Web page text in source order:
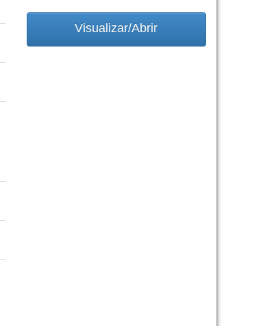
Visualizar/Abrir